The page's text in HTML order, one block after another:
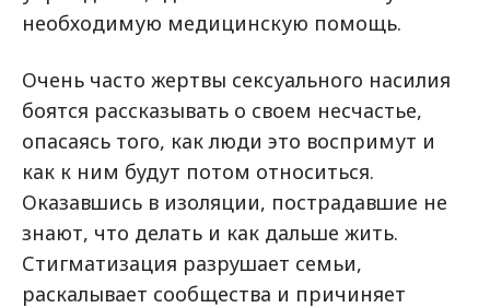
необходимую медицинскую помощь.
Очень часто жертвы сексуального насилия
боятся рассказывать о своем несчастье,
опасаясь того, как люди это воспримут и
как к ним будут потом относиться.
Оказавшись в изоляции, пострадавшие не
знают, что делать и как дальше жить.
Стигматизация разрушает семьи,
раскалывает сообщества и причиняет